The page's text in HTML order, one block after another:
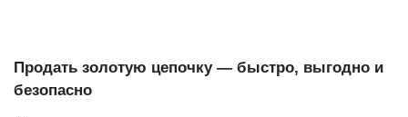
Продать золотую цепочку — быстро, выгодно и
безопасно